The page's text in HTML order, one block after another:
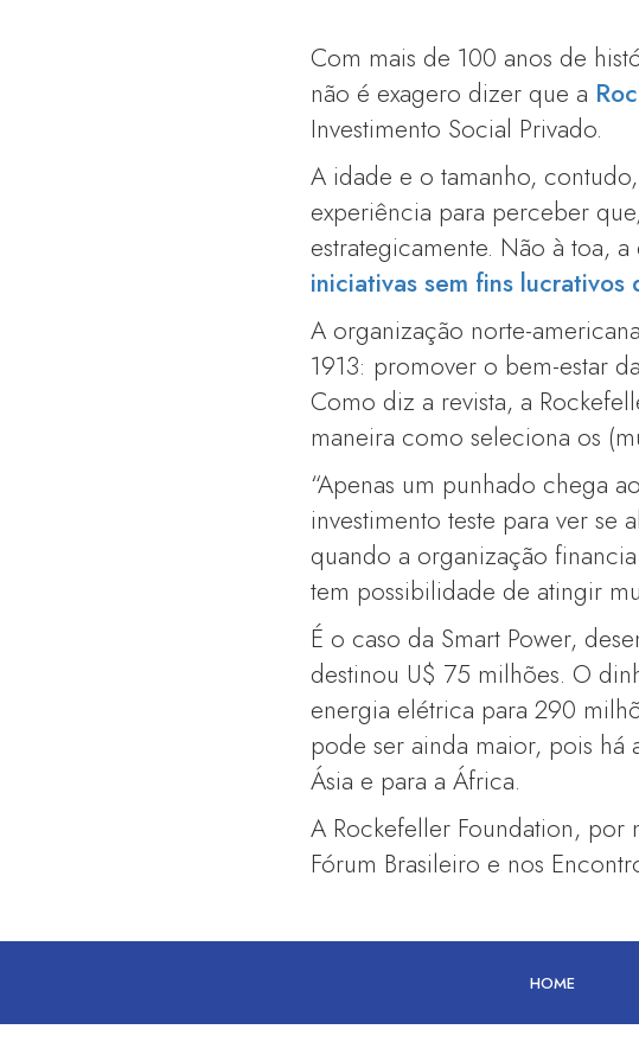
Com mais de 100 anos de
não é exagero dizer que a
Investimento Social Privado.
A idade e o tamanho,
experiência para perceber
estrategicamente. Não à toa,
iniciativas sem fins
A organização norte-
1913: promover o bem-estar
Como diz a revista, a
maneira como seleciona os
“Apenas um punhado chega
investimento teste para ver se
quando a organização
tem possibilidade de atingir
É o caso da Smart Power,
destinou U$ 75 milhões. O
energia elétrica para 290
pode ser ainda maior, pois há
Ásia e para a África.
A Rockefeller Foundation,
Fórum Brasileiro e nos
HOME